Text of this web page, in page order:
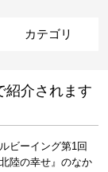
カテゴリ
紹介されます
ビーイング第1回
陸の幸せ』のなか